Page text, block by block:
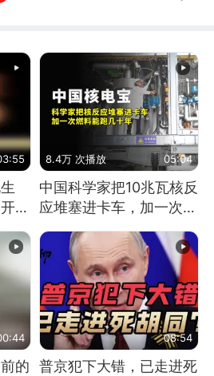
8.4万 次播放 05:04
中国科学家把10兆瓦核反
应堆塞进卡车，加一次燃
料能跑几十年
的
08:54
普京犯下大错，已走进死